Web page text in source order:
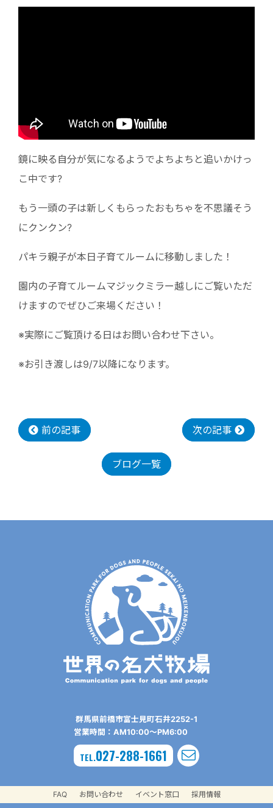
鏡に映る自分が気になるようでよちよちと追いかけっ
こ中です?
もう一頭の子は新しくもらったおもちゃを不思議そう
にクンクン?
パキラ親子が本日子育てルームに移動しました！
園内の子育てルームマジックミラー越しにご覧いただ
けますのでぜひご来場ください！
※実際にご覧頂ける日はお問い合わせ下さい。
※お引き渡しは9/7以降になります。
前の記事 次の記事
ブログ一覧
群⾺県前橋市富⼠⾒町⽯井2252-1
営業時間：AM10:00〜PM6:00
TEL.027-288-1661
FAQ お問い合わせ イベント窓口 採用情報